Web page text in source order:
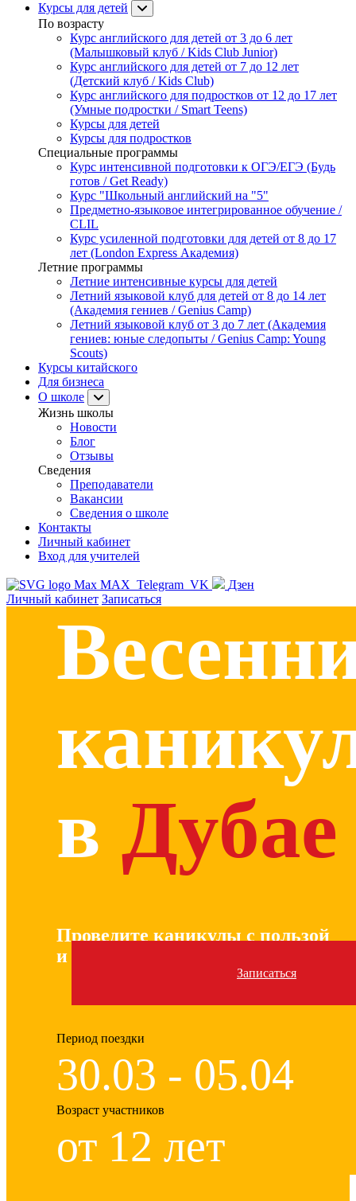
Курсы для детей
По возрасту
Курс английского для детей от 3 до 6 лет
(Малышковый клуб / Kids Club Junior)
Курс английского для детей от 7 до 12 лет
(Детский клуб / Kids Club)
Курс английского для подростков от 12 до 17 лет
(Умные подростки / Smart Teens)
Курсы для детей
Курсы для подростков
Специальные программы
Курс интенсивной подготовки к ОГЭ/ЕГЭ (Будь
готов / Get Ready)
Курс "Школьный английский на "5"
Предметно-языковое интегрированное обучение /
CLIL
Курс усиленной подготовки для детей от 8 до 17
лет (London Express Академия)
Летние программы
Летние интенсивные курсы для детей
Летний языковой клуб для детей от 8 до 14 лет
(Академия гениев / Genius Camp)
Летний языковой клуб от 3 до 7 лет (Академия
гениев: юные следопыты / Genius Camp: Young
Scouts)
Курсы китайского
Для бизнеса
О школе
Жизнь школы
Новости
Блог
Отзывы
Сведения
Преподаватели
Вакансии
Сведения о школе
Контакты
Личный кабинет
Вход для учителей
MAX Telegram VK
Дзен
Личный кабинет Записаться
в Дубае
Проведите каникулы с пользой
и получите незабываемые
Записаться
Период поездки
30.03 - 05.04
Возраст участников
от 12 лет